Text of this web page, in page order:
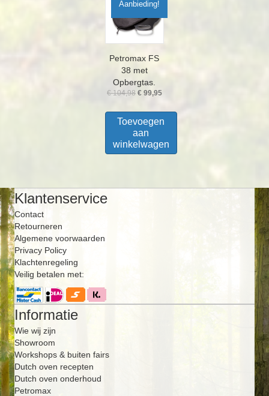
Aanbieding!
Petromax FS
38 met
Opbergtas.
€104,98 Oorspronkelijke
was:
€ 104,98.
€99,95Huidige
is:
€ 99,95.
Toevoegen
aan
winkelwagen
Klantenservice
Contact
Retourneren
Algemene voorwaarden
Privacy Policy
Klachtenregeling
Veilig betalen met:
Informatie
Wie wij zijn
Showroom
Workshops & buiten fairs
Dutch oven recepten
Dutch oven onderhoud
Petromax